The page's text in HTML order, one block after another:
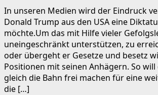
publication
In unseren Medien wird der Eindruck
Donald Trump aus den USA eine
möchte.Um das mit Hilfe vieler
uneingeschränkt unterstützen, zu
oder übergeht er Gesetze und besetz
Positionen mit seinen Anhägern. So
gleich die Bahn frei machen für eine
die […]